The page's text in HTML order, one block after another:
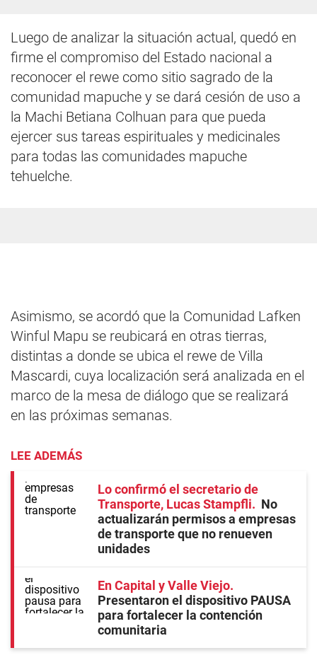
Luego de analizar la situación actual, quedó en
firme el compromiso del Estado nacional a
reconocer el rewe como sitio sagrado de la
comunidad mapuche y se dará cesión de uso a
la Machi Betiana Colhuan para que pueda
ejercer sus tareas espirituales y medicinales
para todas las comunidades mapuche
tehuelche.
Asimismo, se acordó que la Comunidad Lafken
Winful Mapu se reubicará en otras tierras,
distintas a donde se ubica el rewe de Villa
Mascardi, cuya localización será analizada en el
marco de la mesa de diálogo que se realizará
en las próximas semanas.
LEE ADEMÁS
Lo confirmó el secretario de
Transporte, Lucas Stampfli
No
actualizarán permisos a empresas
de transporte que no renueven
unidades
En Capital y Valle Viejo
Presentaron el dispositivo PAUSA
para fortalecer la contención
comunitaria